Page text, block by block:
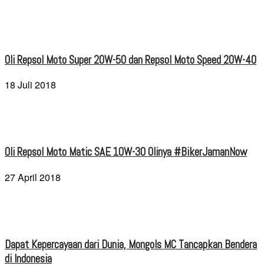
Oli Repsol Moto Super 20W-50 dan Repsol Moto Speed 20W-40
18 Juli 2018
Oli Repsol Moto Matic SAE 10W-30 Olinya #BikerJamanNow
27 April 2018
Dapat Kepercayaan dari Dunia, Mongols MC Tancapkan Bendera
di Indonesia